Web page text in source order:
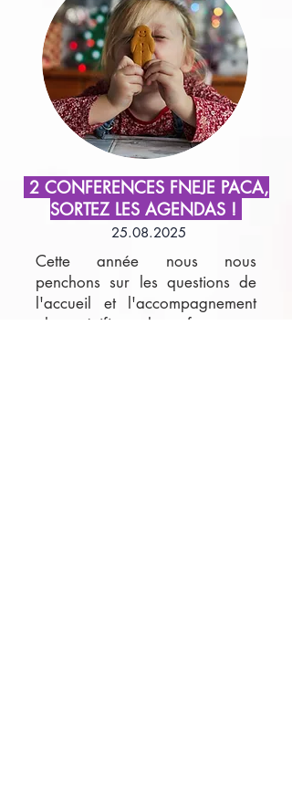
2 CONFERENCES FNEJE PACA,
SORTEZ LES AGENDAS !
25.08.2025
Cette année nous nous
penchons sur les questions de
l'accueil et l'accompagnement
plus spécifique des enfants avec